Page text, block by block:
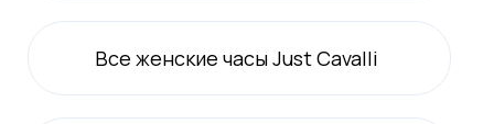
Все женские часы Just Cavalli